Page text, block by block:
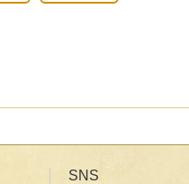
SNS